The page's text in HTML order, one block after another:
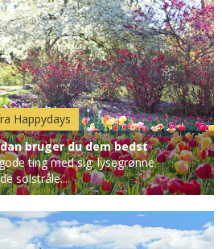
Happydays
bruger du dem bedst
ting med sig: lysegrønne
solstråle...